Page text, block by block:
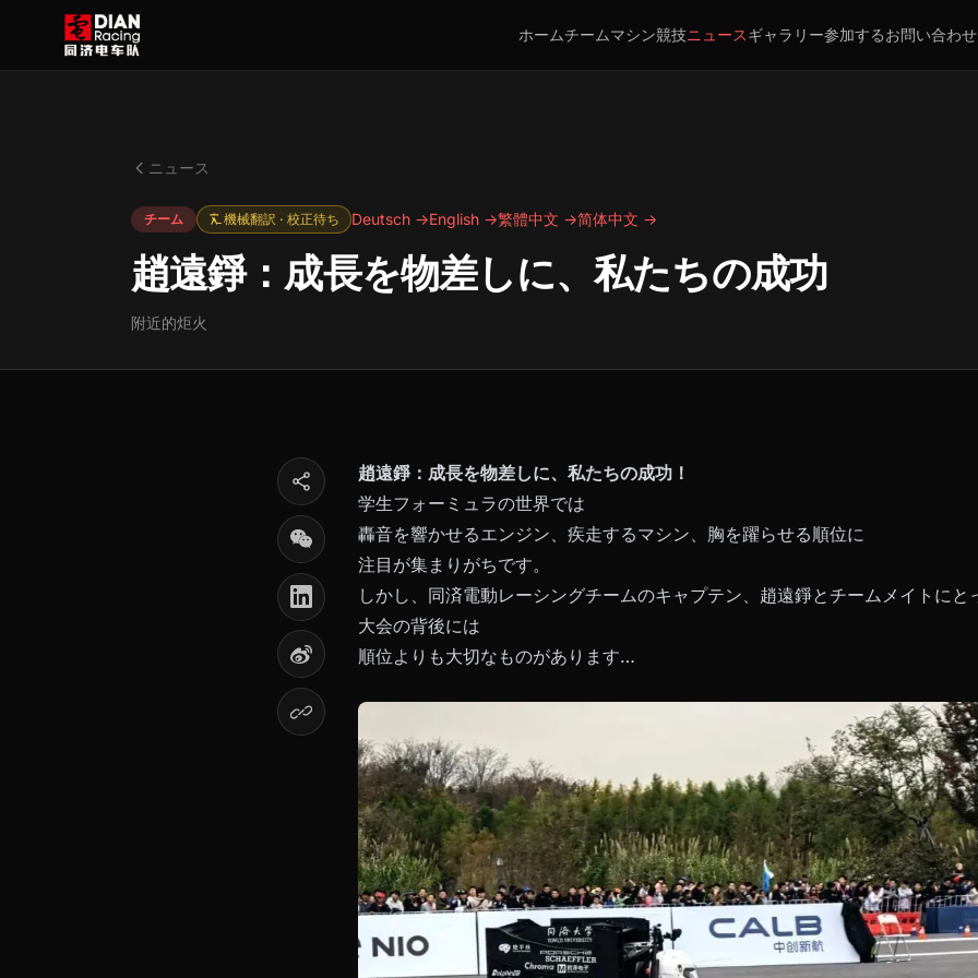
ホームチームマシン競技ニュースギャラリー参加するお問い合わせ
ニュース
チーム 機械翻訳 · 校正待ち Deutsch →English →繁體中文 →简体中文 →
趙遠錚：成長を物差しに、私たちの成功
附近的炬火
趙遠錚：成長を物差しに、私たちの成功！
学生フォーミュラの世界では
轟音を響かせるエンジン、疾走するマシン、胸を躍らせる順位に
注目が集まりがちです。
しかし、同済電動レーシングチームのキャプテン、趙遠錚とチームメイトにと
大会の背後には
順位よりも大切なものがあります…